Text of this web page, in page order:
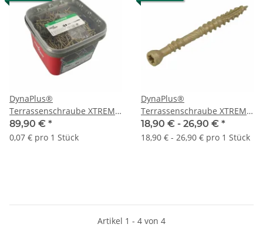
DynaPlus®
Terrassenschraube XTREME,
AR-Beschichtung (C4),
Senkkopf, Schneidkerbe,
89,90 € *
0,07 € pro 1 Stück
DynaPlus®
Terrassenschraube XTREME,
AR-Beschichtet,
Schneidkerbe
18,90 € - 26,90 € *
18,90 € - 26,90 € pro 1 Stück
Artikel 1 - 4 von 4